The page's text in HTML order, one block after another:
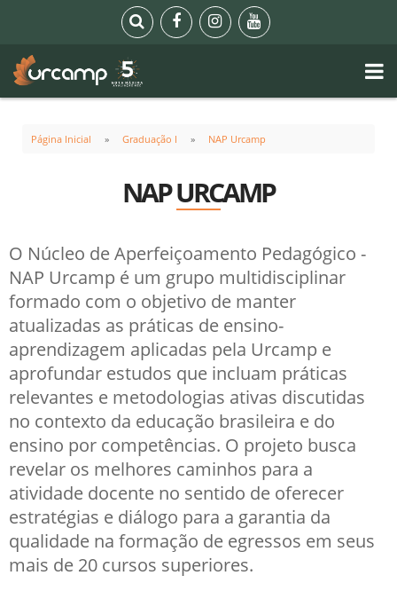
Página Inicial Graduação I NAP Urcamp
NAP URCAMP
O Núcleo de Aperfeiçoamento Pedagógico -
NAP Urcamp é um grupo multidisciplinar
formado com o objetivo de manter
atualizadas as práticas de ensino-
aprendizagem aplicadas pela Urcamp e
aprofundar estudos que incluam práticas
relevantes e metodologias ativas discutidas
no contexto da educação brasileira e do
ensino por competências. O projeto busca
revelar os melhores caminhos para a
atividade docente no sentido de oferecer
estratégias e diálogo para a garantia da
qualidade na formação de egressos em seus
mais de 20 cursos superiores.